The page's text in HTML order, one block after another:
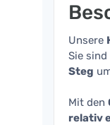
Unsere
Sie
Steg
Mit den
relativ